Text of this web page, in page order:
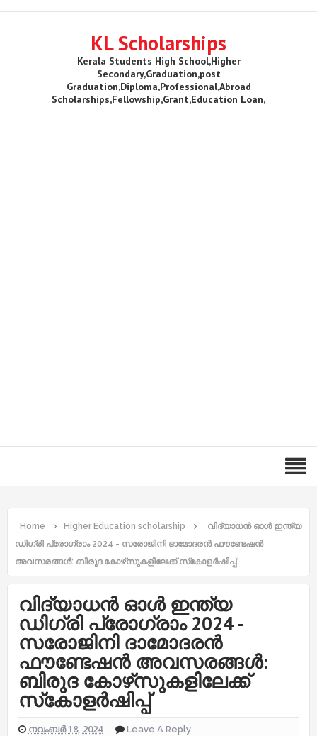
KL Scholarships
Kerala Students High School,Higher
Secondary,Graduation,post
Graduation,Diploma,Professional,Abroad
Scholarships,Fellowship,Grant,Education Loan,
Home Higher Education scholarship
വിദ്യാധൻ ഓൾ ഇന്ത്യ
ഡിഗ്രി പ്രോഗ്രാം 2024 - സരോജിനി ദാമോദരൻ ഫൗണ്ടേഷൻ
അവസരങ്ങൾ: ബിരുദ കോഴ്‌സുകളിലേക്ക് സ്‌കോളർഷിപ്പ്
വിദ്യാധൻ ഓൾ ഇന്ത്യ
ഡിഗ്രി പ്രോഗ്രാം 2024 -
സരോജിനി ദാമോദരൻ
ഫൗണ്ടേഷൻ അവസരങ്ങൾ:
ബിരുദ കോഴ്‌സുകളിലേക്ക്
സ്‌കോളർഷിപ്പ്
നവംബർ 18, 2024 Leave A Reply